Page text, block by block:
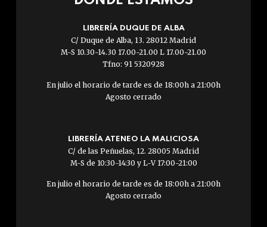
LIBRERÍA DUQUE DE ALBA
C/ Duque de Alba, 13. 28012 Madrid
M-S 10.30-14.30 17.00-21.00 L 17.00-21.00
Tfno: 91 5320928
En julio el horario de tarde es de 18:00h a 21:00h
Agosto cerrado
LIBRERÍA ATENEO LA MALICIOSA
C/ de las Peñuelas, 12. 28005 Madrid
M-S de 10:30-14:30 y L-V 17:00-21:00
En julio el horario de tarde es de 18:00h a 21:00h
Agosto cerrado